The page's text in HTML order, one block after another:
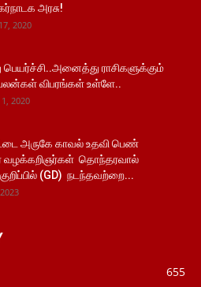
அரசு!
2020
பெயர்ச்சி..அனைத்து ராசிகளுக்கும்
விபரங்கள் உள்ளே..
2020
அருகே காவல் உதவி பெண்
தொந்தரவால்
(GD) நடந்தவற்றை...
655